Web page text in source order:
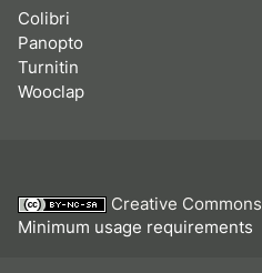
Colibri
Panopto
Turnitin
Wooclap
Creative Commons
Minimum usage requirements